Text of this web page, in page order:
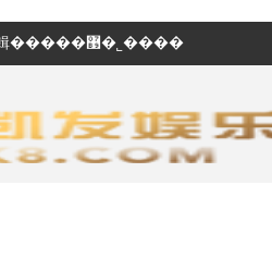
��ӭ���ʽ������ֽ��輯�����޹�˾����